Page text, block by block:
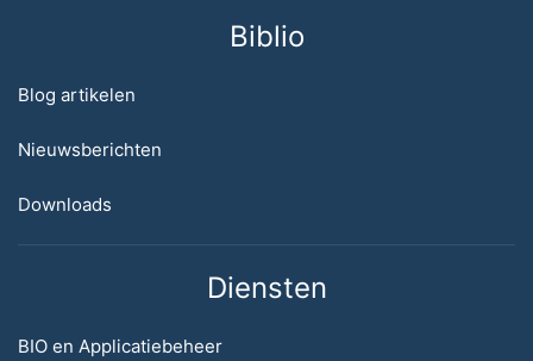
Biblio
Blog artikelen
Nieuwsberichten
Downloads
Diensten
BIO en Applicatiebeheer